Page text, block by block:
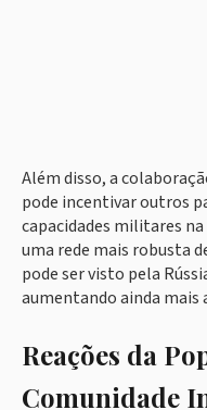
Além disso, a
pode incentivar outros
capacidades militares
uma rede mais robusta
pode ser visto pela
aumentando ainda mais
Reações da
Comunidade